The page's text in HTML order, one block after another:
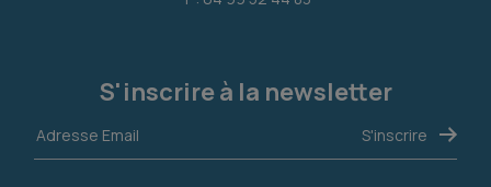
S'inscrire à la newsletter